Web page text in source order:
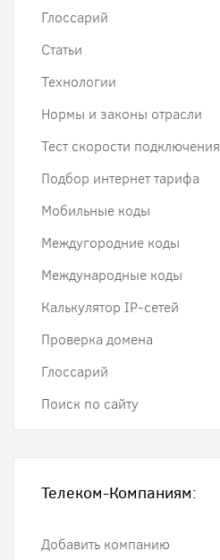
Глоссарий
Статьи
Технологии
Нормы и законы отрасли
Тест скорости подключения
Подбор интернет тарифа
Мобильные коды
Междугородние коды
Международные коды
Калькулятор IP-сетей
Проверка домена
Глоссарий
Поиск по сайту
Телеком-Компаниям:
Добавить компанию